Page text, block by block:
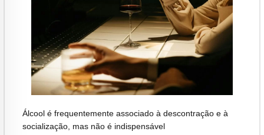
Álcool é frequentemente associado à descontração e à
socialização, mas não é indispensável